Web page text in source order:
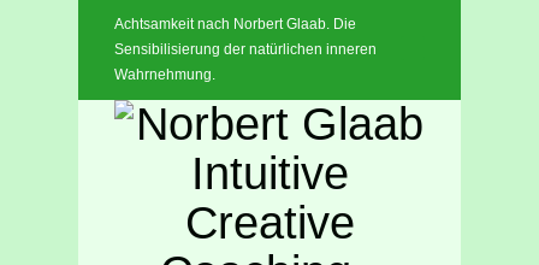
Achtsamkeit nach Norbert Glaab. Die
Sensibilisierung der natürlichen inneren
Wahrnehmung.